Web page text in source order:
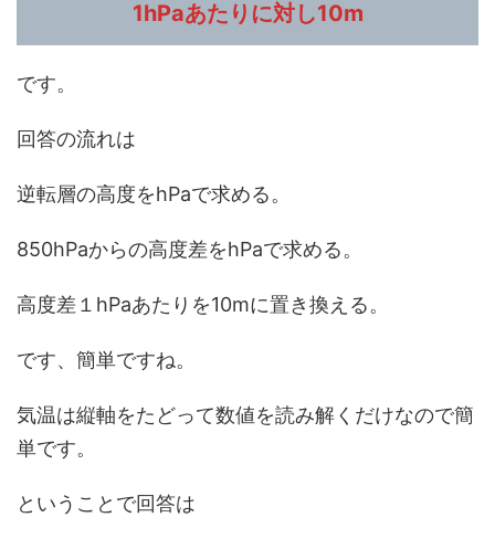
1hPaあたりに対し10m
です。
回答の流れは
逆転層の高度をhPaで求める。
850hPaからの高度差をhPaで求める。
高度差１hPaあたりを10mに置き換える。
です、簡単ですね。
気温は縦軸をたどって数値を読み解くだけなので簡
単です。
ということで回答は